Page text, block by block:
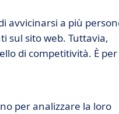
avvicinarsi a più
sul sito web. Tuttavia,
di competitività. È per
per analizzare la loro